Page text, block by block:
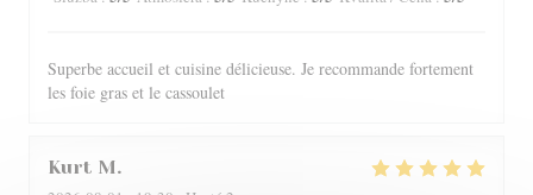
Superbe accueil et cuisine délicieuse. Je recommande fortement
les foie gras et le cassoulet
Kurt M